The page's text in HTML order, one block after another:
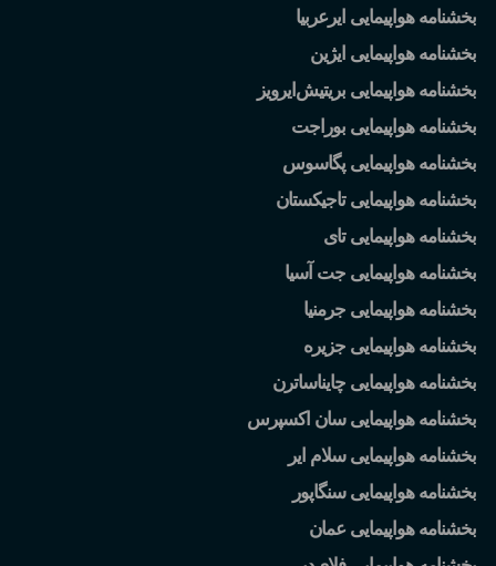
بخشنامه هواپیمایی ایرعربیا
بخشنامه هواپیمایی ایژین
بخشنامه هواپیمایی بریتیش ایرویز
بخشنامه هواپیمایی بوراجت
بخشنامه هواپیمایی پگاسوس
بخشنامه هواپیمایی تاجیکستان
بخشنامه هواپیمایی تای
بخشنامه هواپیمایی جت آسیا
بخشنامه هواپیمایی جرمنیا
بخشنامه هواپیمایی جزیره
بخشنامه هواپیمایی چایناساترن
بخشنامه هواپیمایی سان اکسپرس
بخشنامه هواپیمایی سلام ایر
بخشنامه هواپیمایی سنگاپور
بخشنامه هواپیمایی عمان